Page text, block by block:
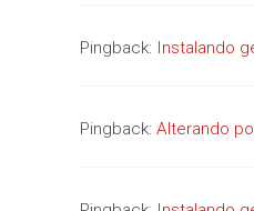
Pingback: Instalando
Pingback: Alterando